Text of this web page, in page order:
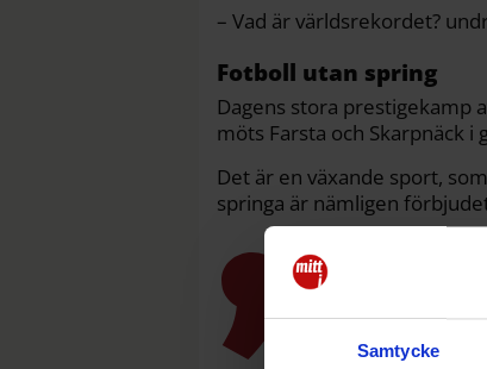
Samtycke
– Vad är världsrekordet?
Fotboll utan spring
Dagens stora prestigekamp
möts Farsta och Skarpnäck i
Det är en växande sport,
springa är nämligen